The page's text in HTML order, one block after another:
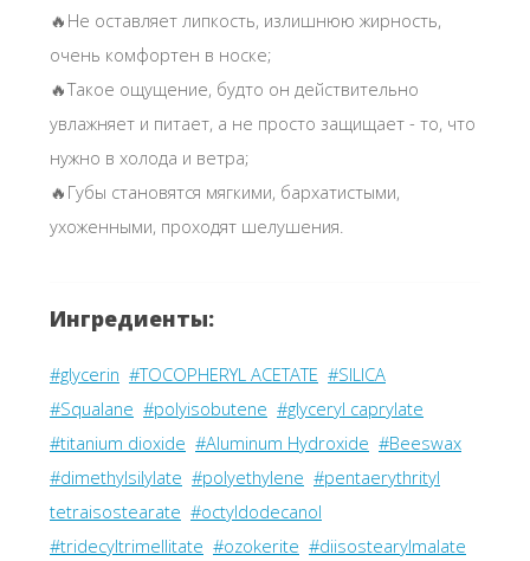
🔥Не оставляет липкость, излишнюю жирность,
очень комфортен в носке;
🔥Такое ощущение, будто он действительно
увлажняет и питает, а не просто защищает - то, что
нужно в холода и ветра;
🔥Губы становятся мягкими, бархатистыми,
ухоженными, проходят шелушения.
Ингредиенты:
#glycerin #TOCOPHERYL ACETATE #SILICA
#Squalane #polyisobutene #glyceryl caprylate
#titanium dioxide #Aluminum Hydroxide #Beeswax
#dimethylsilylate #polyethylene #pentaerythrityl
tetraisostearate #octyldodecanol
#tridecyltrimellitate #ozokerite #diisostearylmalate